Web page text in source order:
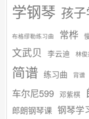
学钢琴 孩
布格缪勒练习曲 常桦
文武贝 李云迪 林俊
简谱 练习曲 背谱
车尔尼599 邓紫棋
郎朗钢琴课 钢琴学